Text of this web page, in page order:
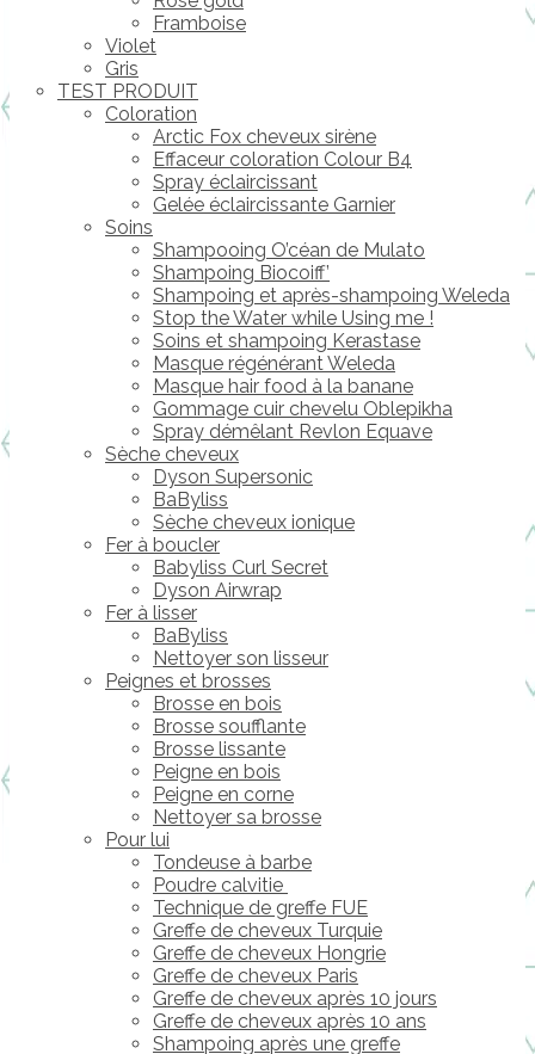
Framboise
Violet
Gris
TEST PRODUIT
Coloration
Arctic Fox cheveux sirène
Effaceur coloration Colour B4
Spray éclaircissant
Gelée éclaircissante Garnier
Soins
Shampooing O’céan de Mulato
Shampoing Biocoiff’
Shampoing et après-shampoing Weleda
Stop the Water while Using me !
Soins et shampoing Kerastase
Masque régénérant Weleda
Masque hair food à la banane
Gommage cuir chevelu Oblepikha
Spray démêlant Revlon Equave
Sèche cheveux
Dyson Supersonic
BaByliss
Sèche cheveux ionique
Fer à boucler
Babyliss Curl Secret
Dyson Airwrap
Fer à lisser
BaByliss
Nettoyer son lisseur
Peignes et brosses
Brosse en bois
Brosse soufflante
Brosse lissante
Peigne en bois
Peigne en corne
Nettoyer sa brosse
Pour lui
Tondeuse à barbe
Poudre calvitie
Technique de greffe FUE
Greffe de cheveux Turquie
Greffe de cheveux Hongrie
Greffe de cheveux Paris
Greffe de cheveux après 10 jours
Greffe de cheveux après 10 ans
Shampoing après une greffe